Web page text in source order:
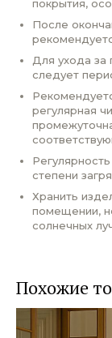
покрытия,
После
Для ухода за
следует
регулярная
степени
Хранить
помещении,
солнечных
Похожие